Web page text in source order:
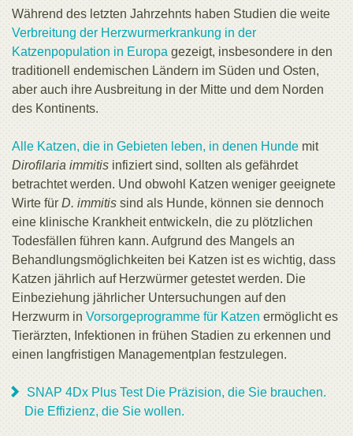
Während des letzten Jahrzehnts haben Studien die weite
Verbreitung der Herzwurmerkrankung in der
Katzenpopulation in Europa gezeigt, insbesondere in den
traditionell endemischen Ländern im Süden und Osten,
aber auch ihre Ausbreitung in der Mitte und dem Norden
des Kontinents.
Alle Katzen, die in Gebieten leben, in denen Hunde mit
Dirofilaria immitis infiziert sind, sollten als gefährdet
betrachtet werden. Und obwohl Katzen weniger geeignete
Wirte für D. immitis sind als Hunde, können sie dennoch
eine klinische Krankheit entwickeln, die zu plötzlichen
Todesfällen führen kann. Aufgrund des Mangels an
Behandlungsmöglichkeiten bei Katzen ist es wichtig, dass
Katzen jährlich auf Herzwürmer getestet werden. Die
Einbeziehung jährlicher Untersuchungen auf den
Herzwurm in Vorsorgeprogramme für Katzen ermöglicht es
Tierärzten, Infektionen in frühen Stadien zu erkennen und
einen langfristigen Managementplan festzulegen.
SNAP 4Dx Plus Test Die Präzision, die Sie brauchen.
Die Effizienz, die Sie wollen.